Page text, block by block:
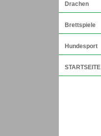
Drachen
Brettspiele
Hundesport
STARTSEITE